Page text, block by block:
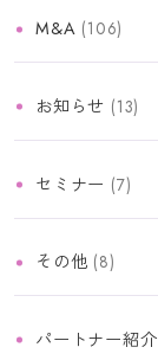
M&A (106)
お知らせ (13)
セミナー (7)
その他 (8)
パートナー紹介